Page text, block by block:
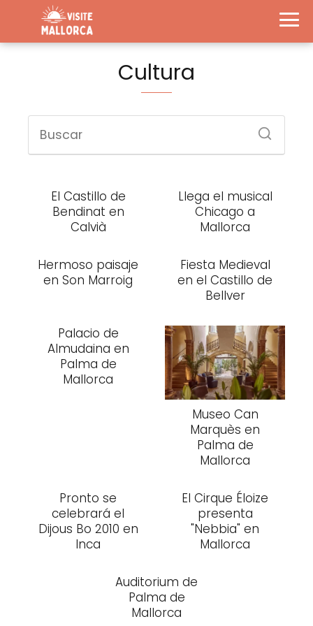
Cultura
El Castillo de
Bendinat en
Calvià
Llega el musical
Chicago a
Mallorca
Hermoso paisaje
en Son Marroig
Fiesta Medieval
en el Castillo de
Bellver
Palacio de
Almudaina en
Palma de
Mallorca
Museo Can
Marquès en
Palma de
Mallorca
Pronto se
celebrará el
Dijous Bo 2010 en
Inca
El Cirque Éloize
presenta
"Nebbia" en
Mallorca
Auditorium de
Palma de
Mallorca